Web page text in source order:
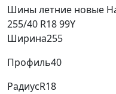
Шины летние новые
255/40 R18 99Y
Ширина255
Профиль40
РадиусR18